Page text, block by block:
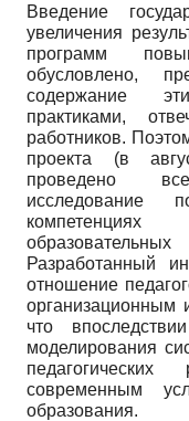
Введение
увеличения
программ
обусловлено,
содержание
практиками,
работников.
проекта (в
проведено
исследование
Разработанный
отношение
организационным
что
моделирования
педагогических
современным
образования.